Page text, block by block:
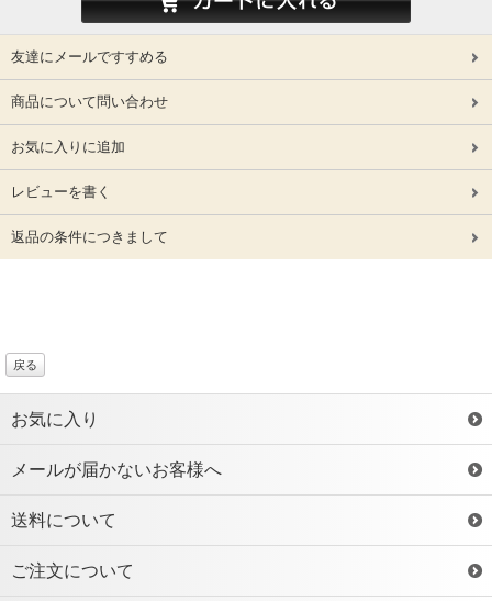
友達にメールですすめる
商品について問い合わせ
お気に入りに追加
レビューを書く
返品の条件につきまして
戻る
お気に入り
メールが届かないお客様へ
送料について
ご注文について